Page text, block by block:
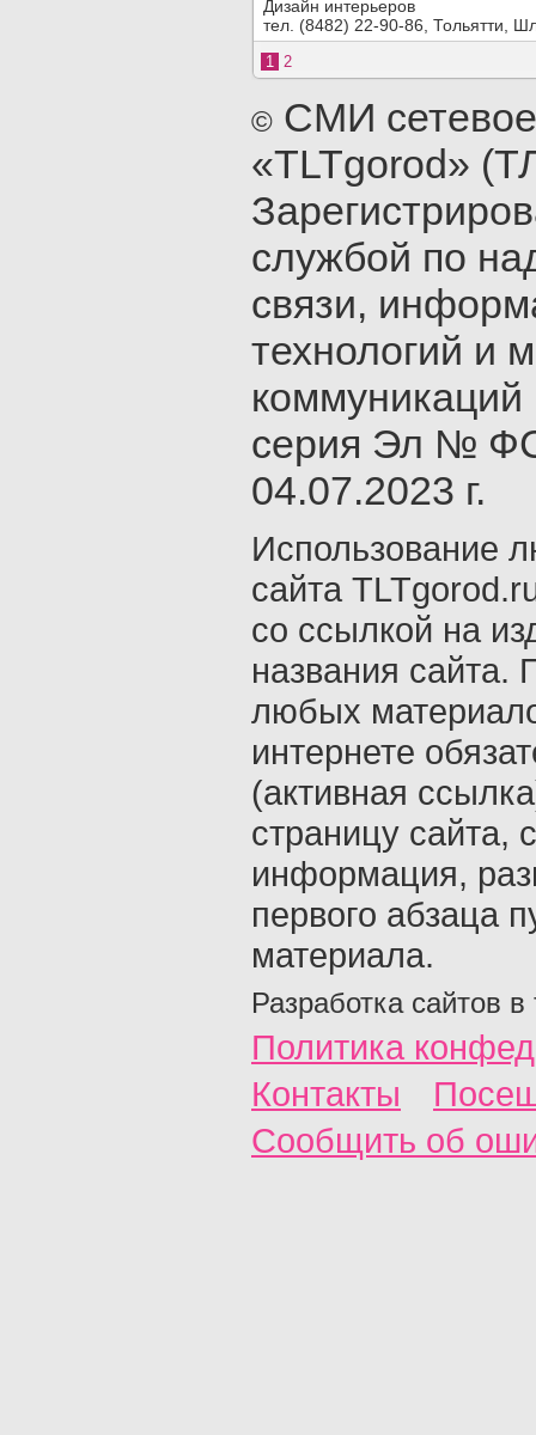
Дизайн интерьеров
тел. (8482) 22-90-86, Тольятти,
1 2
© СМИ
«TLTgorod»
службой по
связи,
технологий и
серия Эл №
04.07.2023 г.
Использование
сайта
со ссылкой на
названия сайта.
любых
интернете
(активная
страницу сайта,
информация,
первого абзаца
материала.
Разработка сайтов в
Политика
Контакты
Сообщить об